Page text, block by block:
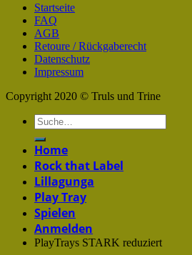
Startseite
FAQ
AGB
Retoure / Rückgaberecht
Datenschutz
Impressum
Copyright 2020 © Truls und Trine
Home
Rock that Label
Lillagunga
Play Tray
Spielen
Anmelden
PlayTrays STARK reduziert